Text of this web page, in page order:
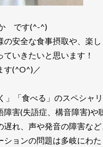
です(^-^)
の安全な食事摂取や、楽し
いきたいと思います！
す(^O^)／
」「食べる」のスペシャ
障害(失語症、構音障害)や
遅れ、声や発音の障害な
ョンの問題は多岐にわた